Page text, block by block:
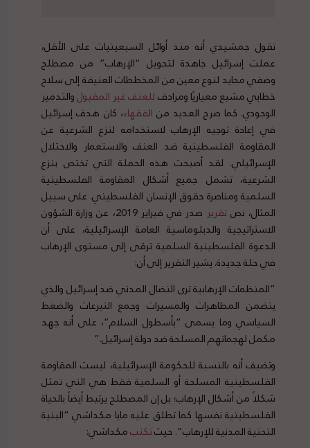
تقول جمشيدي أنه منذ أوائل السبعينيات على الأقل،
عملت إسرائيل جاهدة لتحويل “الإرهاب” من مصطلح
وصفي محايد لنوع معين من المخططات العنيفة إلى سلاح
خطابي مشبع معياريًا ومرادفللعنفغير المقبولوالتدمير
الوجودي. كما صرح العديد من الفقهاء، كان هدف إسرائيل
في إعادة توجيه الإرهاب لاستخدامه لنزع الشرعية عن
المقاومة الفلسطينية ضد العنف والاستعمار والاحتلال
الإسرائيلي. لقد أصبحت هذه الحملة التي تختص بنزع
الشرعية، تشمل جميع أشكال المقاومة الفلسطينية
السلمية ومناصرة حقوق الإنسان الفلسطيني. على سبيل
المثال، نصتقرير
صدر في فبراير 2019، عن وزارة الشؤون
الاستراتيجية والدبلوماسية العامة الإسرائيلية، على أن
الدعوة الفلسطينية السلمية ترقى إلى مستوى الإرهاب
في حلة جديدة. يشير التقرير إلى أن:
“المنظمات الإرهابية ترى النضال المدني ضد إسرائيل والذي
يتضمن المظاهرات والمسيرات وجمع التبرعات والضغط
السياسي وما يسمى “بأسطول السلام”، على أنه جهد
مكمل لهجماتهم المسلحة ضد دولة إسرائيل.”
وتضيف أنه بالنسبة للحكومة الإسرائيلية، ليست المقاومة
الفلسطينية المسلحة أو السلمية فقط هي التي تمثل
شكلاً من أشكال الإرهاب؛ بل إن المصطلح يرتبط أيضاً بالحياة
الفلسطينية نفسها كما تطلق عليه مايا مكداشي “البنية
التحتية المدنية للإرهاب”. حيثتكتبمكداشي: